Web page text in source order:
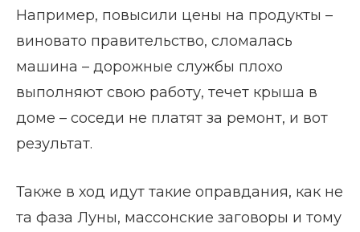
Например, повысили цены на продукты –
виновато правительство, сломалась
машина – дорожные службы плохо
выполняют свою работу, течет крыша в
доме – соседи не платят за ремонт, и вот
результат.
Также в ход идут такие оправдания, как не
та фаза Луны, массонские заговоры и тому